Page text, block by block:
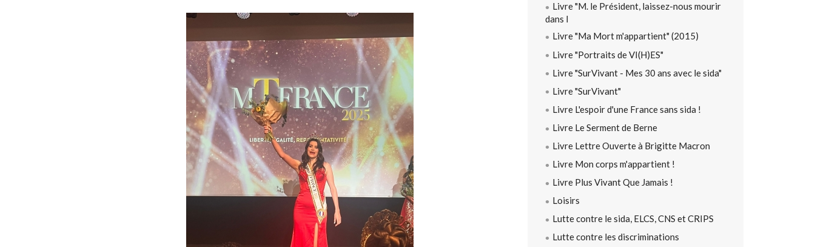
Livre "M. le Président, laissez-nous mourir
dans l
Livre "Ma Mort m'appartient" (2015)
Livre "Portraits de VI(H)ES"
Livre "SurVivant - Mes 30 ans avec le sida"
Livre "SurVivant"
Livre L'espoir d'une France sans sida !
Livre Le Serment de Berne
Livre Lettre Ouverte à Brigitte Macron
Livre Mon corps m'appartient !
Livre Plus Vivant Que Jamais !
Loisirs
Lutte contre le sida, ELCS, CNS et CRIPS
Lutte contre les discriminations